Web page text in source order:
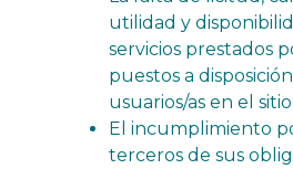
utilidad y
servicios prestados
puestos a
usuarios/as en el
El incumplimiento
terceros de sus